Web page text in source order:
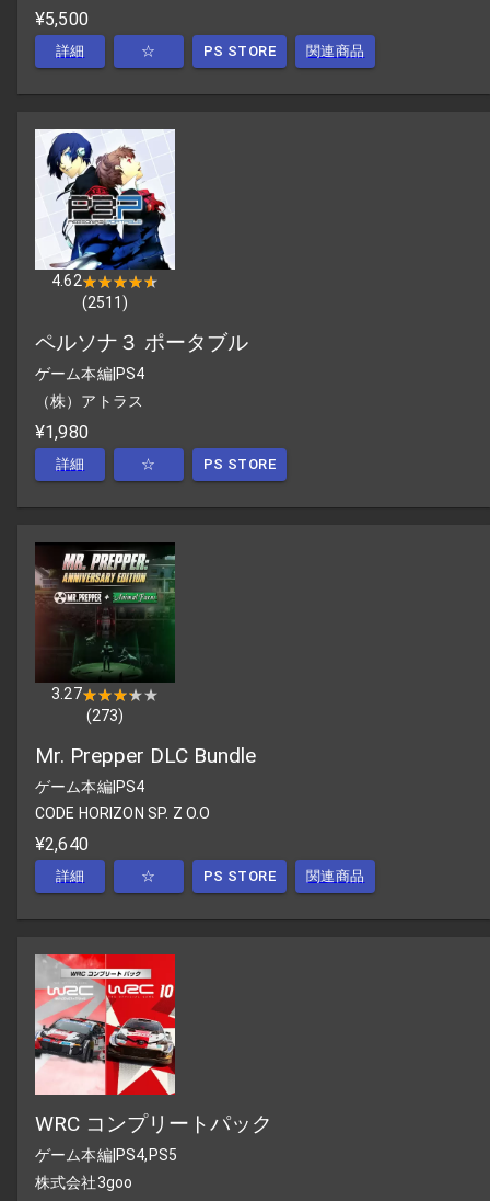
¥5,500
詳細 ☆ PS STORE 関連商品
4.62★★★★★
★★★★★
(2511 )
ペルソナ３ ポータブル
ゲーム本編| PS4
（株）アトラス
¥1,980
詳細 ☆ PS STORE
3.27★★★★★
★★★★★
(273)
Mr. Prepper DLC Bundle
ゲーム本編|PS4
CODE HORIZON SP. Z O.O
¥2,640
詳細 ☆ PS STORE 関連商品
WRC コンプリートパック
ゲーム本編| PS4,PS5
株式会社3goo